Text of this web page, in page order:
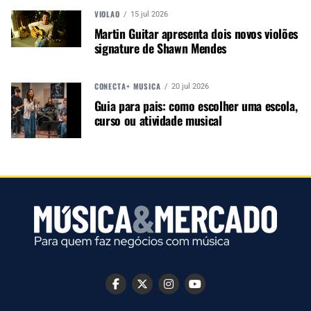
(CCBB), Eduardo Bordignon (Caixa Cultural),
Eulícia Esteves (FUNARTE) e músicos como
Josyara e Eric Mazonne.
Autor:Redação M&M
Música &amp; Mercado é uma
publicação empenhada em
fazemos.
A MÚSICA & MERCADO ESTÁ NO WHATSAPP!
Noticias que ajudam seu trabalho com a música.
VIOLÃO 15 jul 2026
Martin Guitar apresenta dois novos violões
signature de Shawn Mendes
CONECTA+ MÚSICA 20 jul 2026
Guia para pais: como escolher uma escola,
curso ou atividade musical